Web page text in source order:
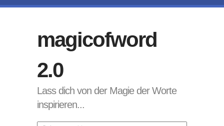
magicofword
2.0
Lass dich von der Magie der Worte
inspirieren...